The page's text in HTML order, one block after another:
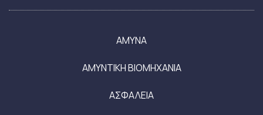
ΑΜΥΝΑ
ΑΜΥΝΤΙΚΗ ΒΙΟΜΗΧΑΝΙΑ
ΑΣΦΑΛΕΙΑ